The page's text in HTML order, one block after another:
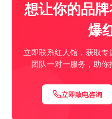
想让你的品
爆
立即联系红人馆，获取
团队一对一服务，助你
立即致电咨询